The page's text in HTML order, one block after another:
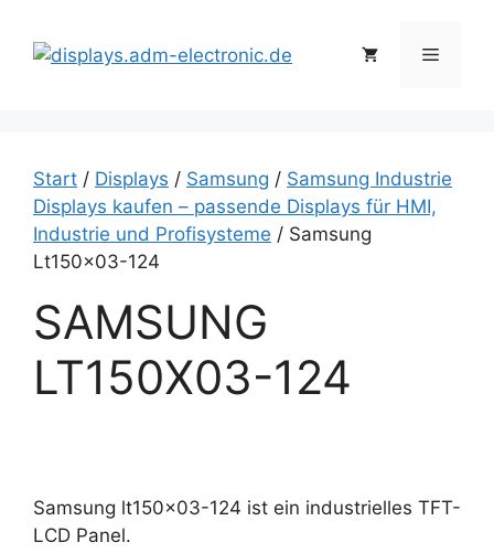
Inhalt
springen
Menü
Start / Displays / Samsung / Samsung Industrie
Displays kaufen – passende Displays für HMI,
Industrie und Profisysteme / Samsung
Lt150x03-124
SAMSUNG
LT150X03-124
Samsung lt150x03-124 ist ein industrielles TFT-
LCD Panel.